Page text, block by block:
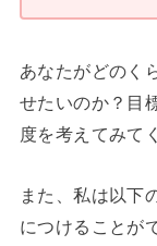
あなたがどのく
せたいのか？目
度を考えてみて
また、私は以下
につけることが